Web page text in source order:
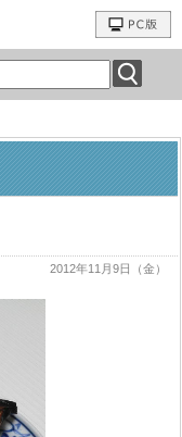
2012年11月9日（金）